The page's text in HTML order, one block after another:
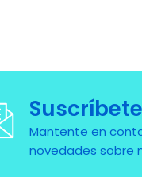
Mantente en
novedades sobre